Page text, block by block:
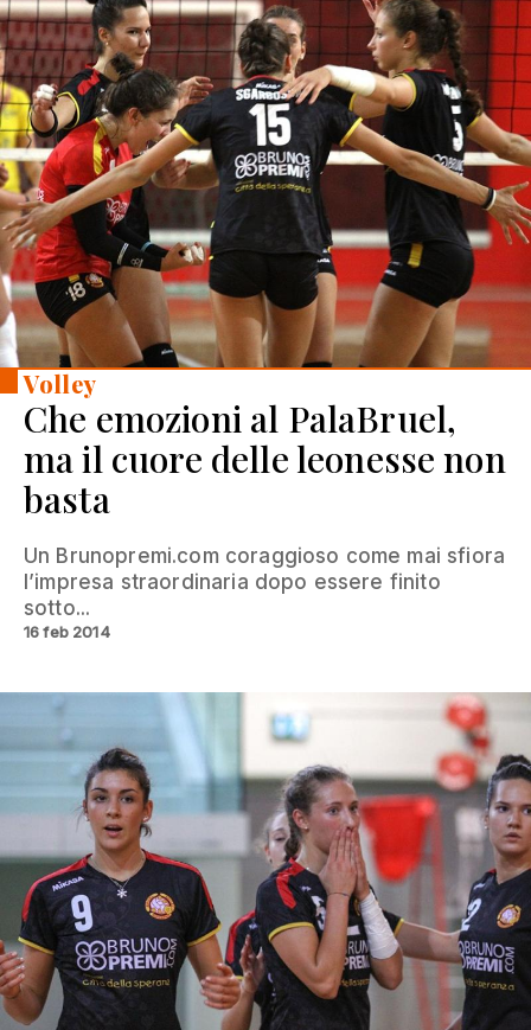
Volley
Che emozioni al PalaBruel,
ma il cuore delle leonesse non
basta
Un Brunopremi.com coraggioso come mai sfiora
l’impresa straordinaria dopo essere finito
sotto...
16 feb 2014